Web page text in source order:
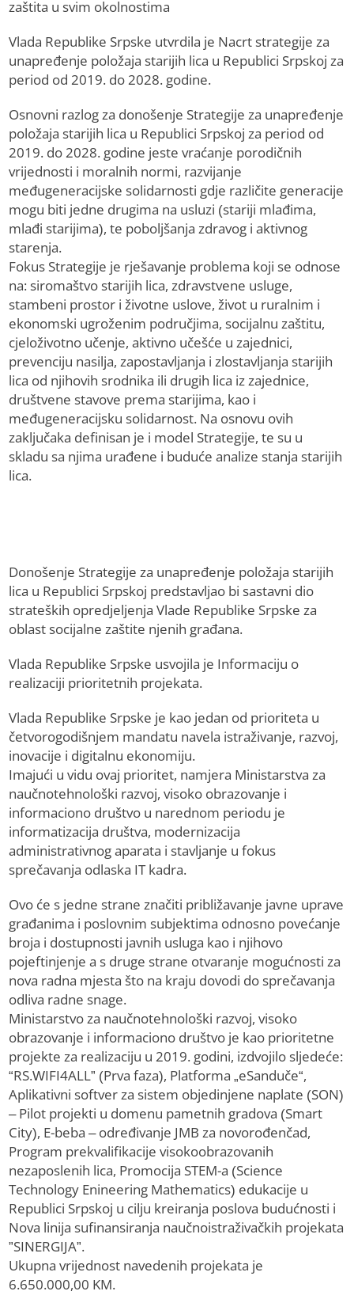
zaštita u svim okolnostima
Vlada Republike Srpske utvrdila je Nacrt strategije za
unapređenje položaja starijih lica u Republici Srpskoj za
period od 2019. do 2028. godine.
Osnovni razlog za donošenje Strategije za unapređenje
položaja starijih lica u Republici Srpskoj za period od
2019. do 2028. godine jeste vraćanje porodičnih
vrijednosti i moralnih normi, razvijanje
međugeneracijske solidarnosti gdje različite generacije
mogu biti jedne drugima na usluzi (stariji mlađima,
mlađi starijima), te poboljšanja zdravog i aktivnog
starenja.
Fokus Strategije je rješavanje problema koji se odnose
na: siromaštvo starijih lica, zdravstvene usluge,
stambeni prostor i životne uslove, život u ruralnim i
ekonomski ugroženim područjima, socijalnu zaštitu,
cjeloživotno učenje, aktivno učešće u zajednici,
prevenciju nasilja, zapostavljanja i zlostavljanja starijih
lica od njihovih srodnika ili drugih lica iz zajednice,
društvene stavove prema starijima, kao i
međugeneracijsku solidarnost. Na osnovu ovih
zaključaka definisan je i model Strategije, te su u
skladu sa njima urađene i buduće analize stanja starijih
lica.
Donošenje Strategije za unapređenje položaja starijih
lica u Republici Srpskoj predstavljao bi sastavni dio
strateških opredjeljenja Vlade Republike Srpske za
oblast socijalne zaštite njenih građana.
Vlada Republike Srpske usvojila je Informaciju o
realizaciji prioritetnih projekata.
Vlada Republike Srpske je kao jedan od prioriteta u
četvorogodišnjem mandatu navela istraživanje, razvoj,
inovacije i digitalnu ekonomiju.
Imajući u vidu ovaj prioritet, namjera Ministarstva za
naučnotehnološki razvoj, visoko obrazovanje i
informaciono društvo u narednom periodu je
informatizacija društva, modernizacija
administrativnog aparata i stavljanje u fokus
sprečavanja odlaska IT kadra.
Ovo će s jedne strane značiti približavanje javne uprave
građanima i poslovnim subjektima odnosno povećanje
broja i dostupnosti javnih usluga kao i njihovo
pojeftinjenje a s druge strane otvaranje mogućnosti za
nova radna mjesta što na kraju dovodi do sprečavanja
odliva radne snage.
Ministarstvo za naučnotehnološki razvoj, visoko
obrazovanje i informaciono društvo je kao prioritetne
projekte za realizaciju u 2019. godini, izdvojilo sljedeće:
“RS.WIFI4ALL” (Prva faza), Platforma „eSanduče“,
Aplikativni softver za sistem objedinjene naplate (SON)
– Pilot projekti u domenu pametnih gradova (Smart
City), E-beba – određivanje JMB za novorođenčad,
Program prekvalifikacije visokoobrazovanih
nezaposlenih lica, Promocija STEM-a (Science
Technology Enineering Mathematics) edukacije u
Republici Srpskoj u cilju kreiranja poslova budućnosti i
Nova linija sufinansiranja naučnoistraživačkih projekata
”SINERGIJA”.
Ukupna vrijednost navedenih projekata je
6.650.000,00 KM.